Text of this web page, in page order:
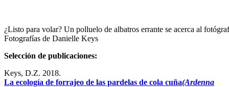
¿Listo para volar? Un polluelo de albatros errante se acerca al
Fotografías de Danielle Keys
Selección de publicaciones:
Keys, D.Z. 2018.
La ecología de forrajeo de las pardelas de cola cuña(Ardenna